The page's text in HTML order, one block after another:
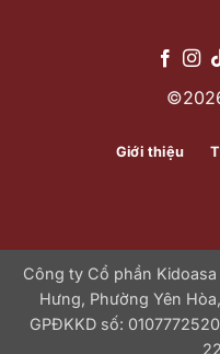
Giới thiệu
Công ty Cổ phần
Hưng, Phường Yên
GPĐKKD số: